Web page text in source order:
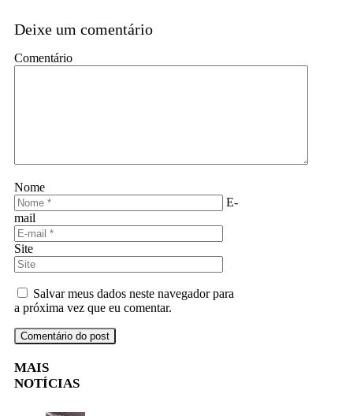
Deixe um comentário
Comentário
Nome
E-
mail
Site
Salvar meus dados neste navegador para
a próxima vez que eu comentar.
MAIS
NOTÍCIAS